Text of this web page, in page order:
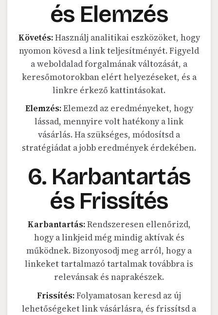
és Elemzés
Követés:Használj analitikai eszközöket, hogy
nyomon kövesd a link teljesítményét. Figyeld
a weboldalad forgalmának változását, a
keresőmotorokban elért helyezéseket, és a
linkre érkező kattintásokat.
Elemzés:Elemezd az eredményeket, hogy
lássad, mennyire volt hatékony a link
vásárlás. Ha szükséges, módosítsd a
stratégiádat a jobb eredmények érdekében.
6. Karbantartás
és Frissítés
Karbantartás:Rendszeresen ellenőrizd,
hogy a linkjeid még mindig aktívak és
működnek. Bizonyosodj meg arról, hogy a
linkeket tartalmazó tartalmak továbbra is
relevánsak és naprakészek.
Frissítés:Folyamatosan keresd az új
lehetőségeket link vásárlásra, és frissítsd a